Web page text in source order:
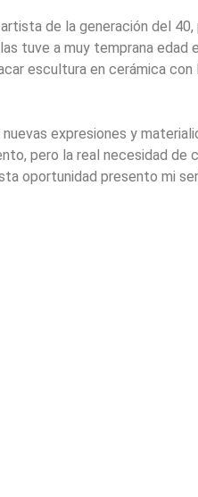
de la generación del
tuve a muy temprana
escultura en cerámica
expresiones y
pero la real necesidad
presento mi